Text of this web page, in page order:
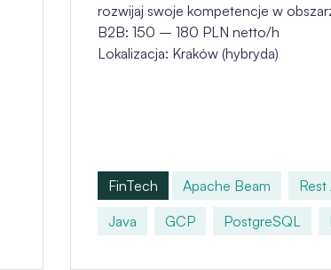
rozwijaj swoje kompetencje w
B2B: 150 – 180 PLN netto/h
Lokalizacja: Kraków (hybryda)
FinTech Apache Beam Rest
Java
GCP PostgreSQL